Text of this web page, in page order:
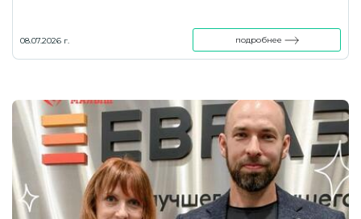
08.07.2026 г. подробнее